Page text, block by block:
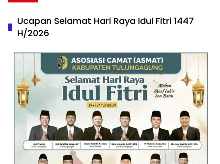
Ucapan Selamat Hari Raya Idul Fitri 1447
H/2026